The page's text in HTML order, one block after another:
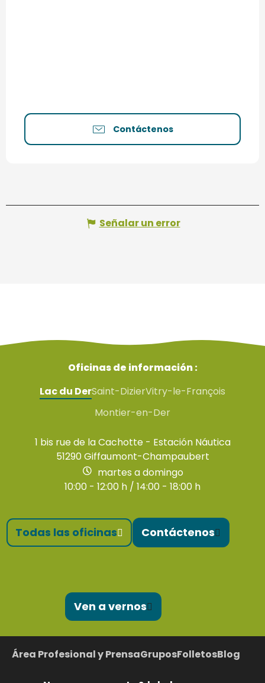
Contáctenos
Señalar un error
Oficinas de información :
Lac du DerSaint-DizierVitry-le-François
Montier-en-Der
1 bis rue de la Cachotte - Estación Náutica
51290 Giffaumont-Champaubert
martes a domingo
10:00 - 12:00 h / 14:00 - 18:00 h
Todas las oficinas Contáctenos
Ven a vernos
Área Profesional y PrensaGruposFolletosBlog